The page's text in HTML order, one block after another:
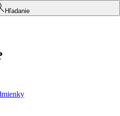
Hľadanie